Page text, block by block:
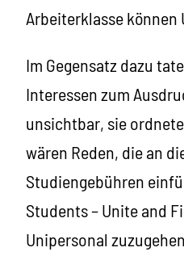
Arbeiterklasse
Im Gegensatz dazu
Interessen zum
unsichtbar, sie
wären Reden, die an
Studiengebühren
Students – Unite and
Unipersonal